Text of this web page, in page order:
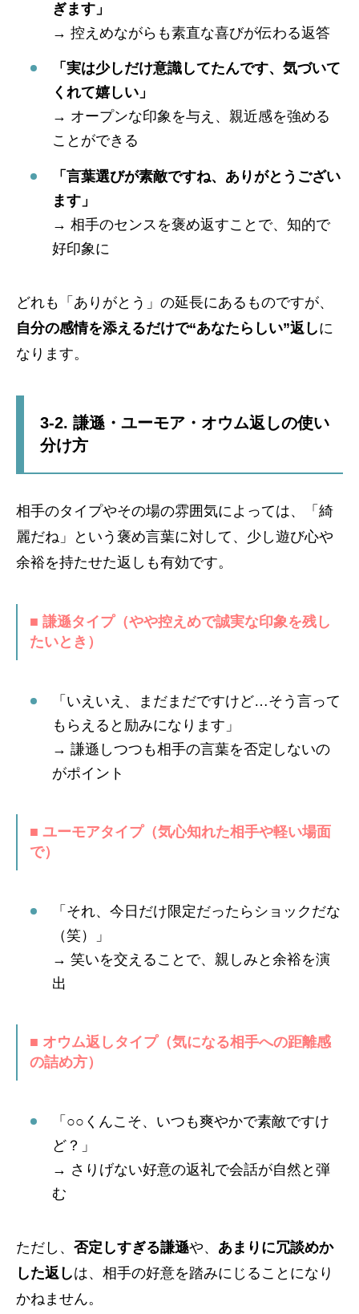
ぎます」
→ 控えめながらも素直な喜びが伝わる返答
「実は少しだけ意識してたんです、気づいて
くれて嬉しい」
→ オープンな印象を与え、親近感を強める
ことができる
「言葉選びが素敵ですね、ありがとうござい
ます」
→ 相手のセンスを褒め返すことで、知的で
好印象に
どれも「ありがとう」の延長にあるものですが、
自分の感情を添えるだけで“あなたらしい”返しに
なります。
3-2. 謙遜・ユーモア・オウム返しの使い
分け方
相手のタイプやその場の雰囲気によっては、「綺
麗だね」という褒め言葉に対して、少し遊び心や
余裕を持たせた返しも有効です。
■ 謙遜タイプ（やや控えめで誠実な印象を残し
たいとき）
「いえいえ、まだまだですけど…そう言って
もらえると励みになります」
→ 謙遜しつつも相手の言葉を否定しないの
がポイント
■ ユーモアタイプ（気心知れた相手や軽い場面
で）
「それ、今日だけ限定だったらショックだな
（笑）」
→ 笑いを交えることで、親しみと余裕を演
出
■ オウム返しタイプ（気になる相手への距離感
の詰め方）
「○○くんこそ、いつも爽やかで素敵ですけ
ど？」
→ さりげない好意の返礼で会話が自然と弾
む
ただし、 否定しすぎる謙遜や、 あまりに冗談めか
した返しは、相手の好意を踏みにじることになり
かねません。